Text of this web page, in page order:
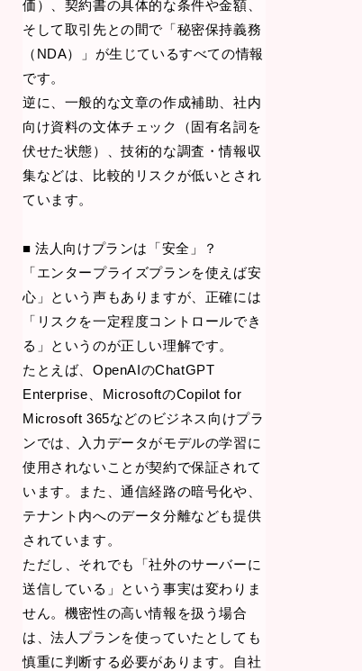
価）、契約書の具体的な条件や金額、
そして取引先との間で「秘密保持義務
（NDA）」が生じているすべての情報
です。
逆に、一般的な文章の作成補助、社内
向け資料の文体チェック（固有名詞を
伏せた状態）、技術的な調査・情報収
集などは、比較的リスクが低いとされ
ています。
■ 法人向けプランは「安全」？
「エンタープライズプランを使えば安
心」という声もありますが、正確には
「リスクを一定程度コントロールでき
る」というのが正しい理解です。
たとえば、OpenAIのChatGPT
Enterprise、MicrosoftのCopilot for
Microsoft 365などのビジネス向けプラ
ンでは、入力データがモデルの学習に
使用されないことが契約で保証されて
います。また、通信経路の暗号化や、
テナント内へのデータ分離なども提供
されています。
ただし、それでも「社外のサーバーに
送信している」という事実は変わりま
せん。機密性の高い情報を扱う場合
は、法人プランを使っていたとしても
慎重に判断する必要があります。自社